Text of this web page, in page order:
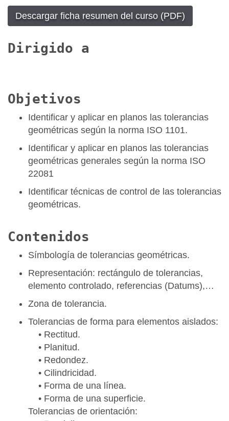
Descargar ficha resumen del curso (PDF)
Dirigido a
Objetivos
Identificar y aplicar en planos las tolerancias
geométricas según la norma ISO 1101.
Identificar y aplicar en planos las tolerancias
geométricas generales según la norma ISO
22081
Identificar técnicas de control de las tolerancias
geométricas.
Contenidos
Símbología de tolerancias geométricas.
Representación: rectángulo de tolerancias,
elemento controlado, referencias (Datums),…
Zona de tolerancia.
Tolerancias de forma para elementos aislados:
• Rectitud.
• Planitud.
• Redondez.
• Cilindricidad.
• Forma de una línea.
• Forma de una superficie.
Tolerancias de orientación: